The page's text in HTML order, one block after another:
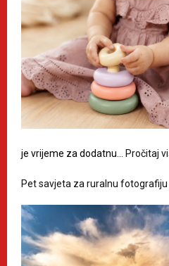
je vrijeme za dodatnu…
Pročitaj
Pet savjeta za ruralnu fotografiju